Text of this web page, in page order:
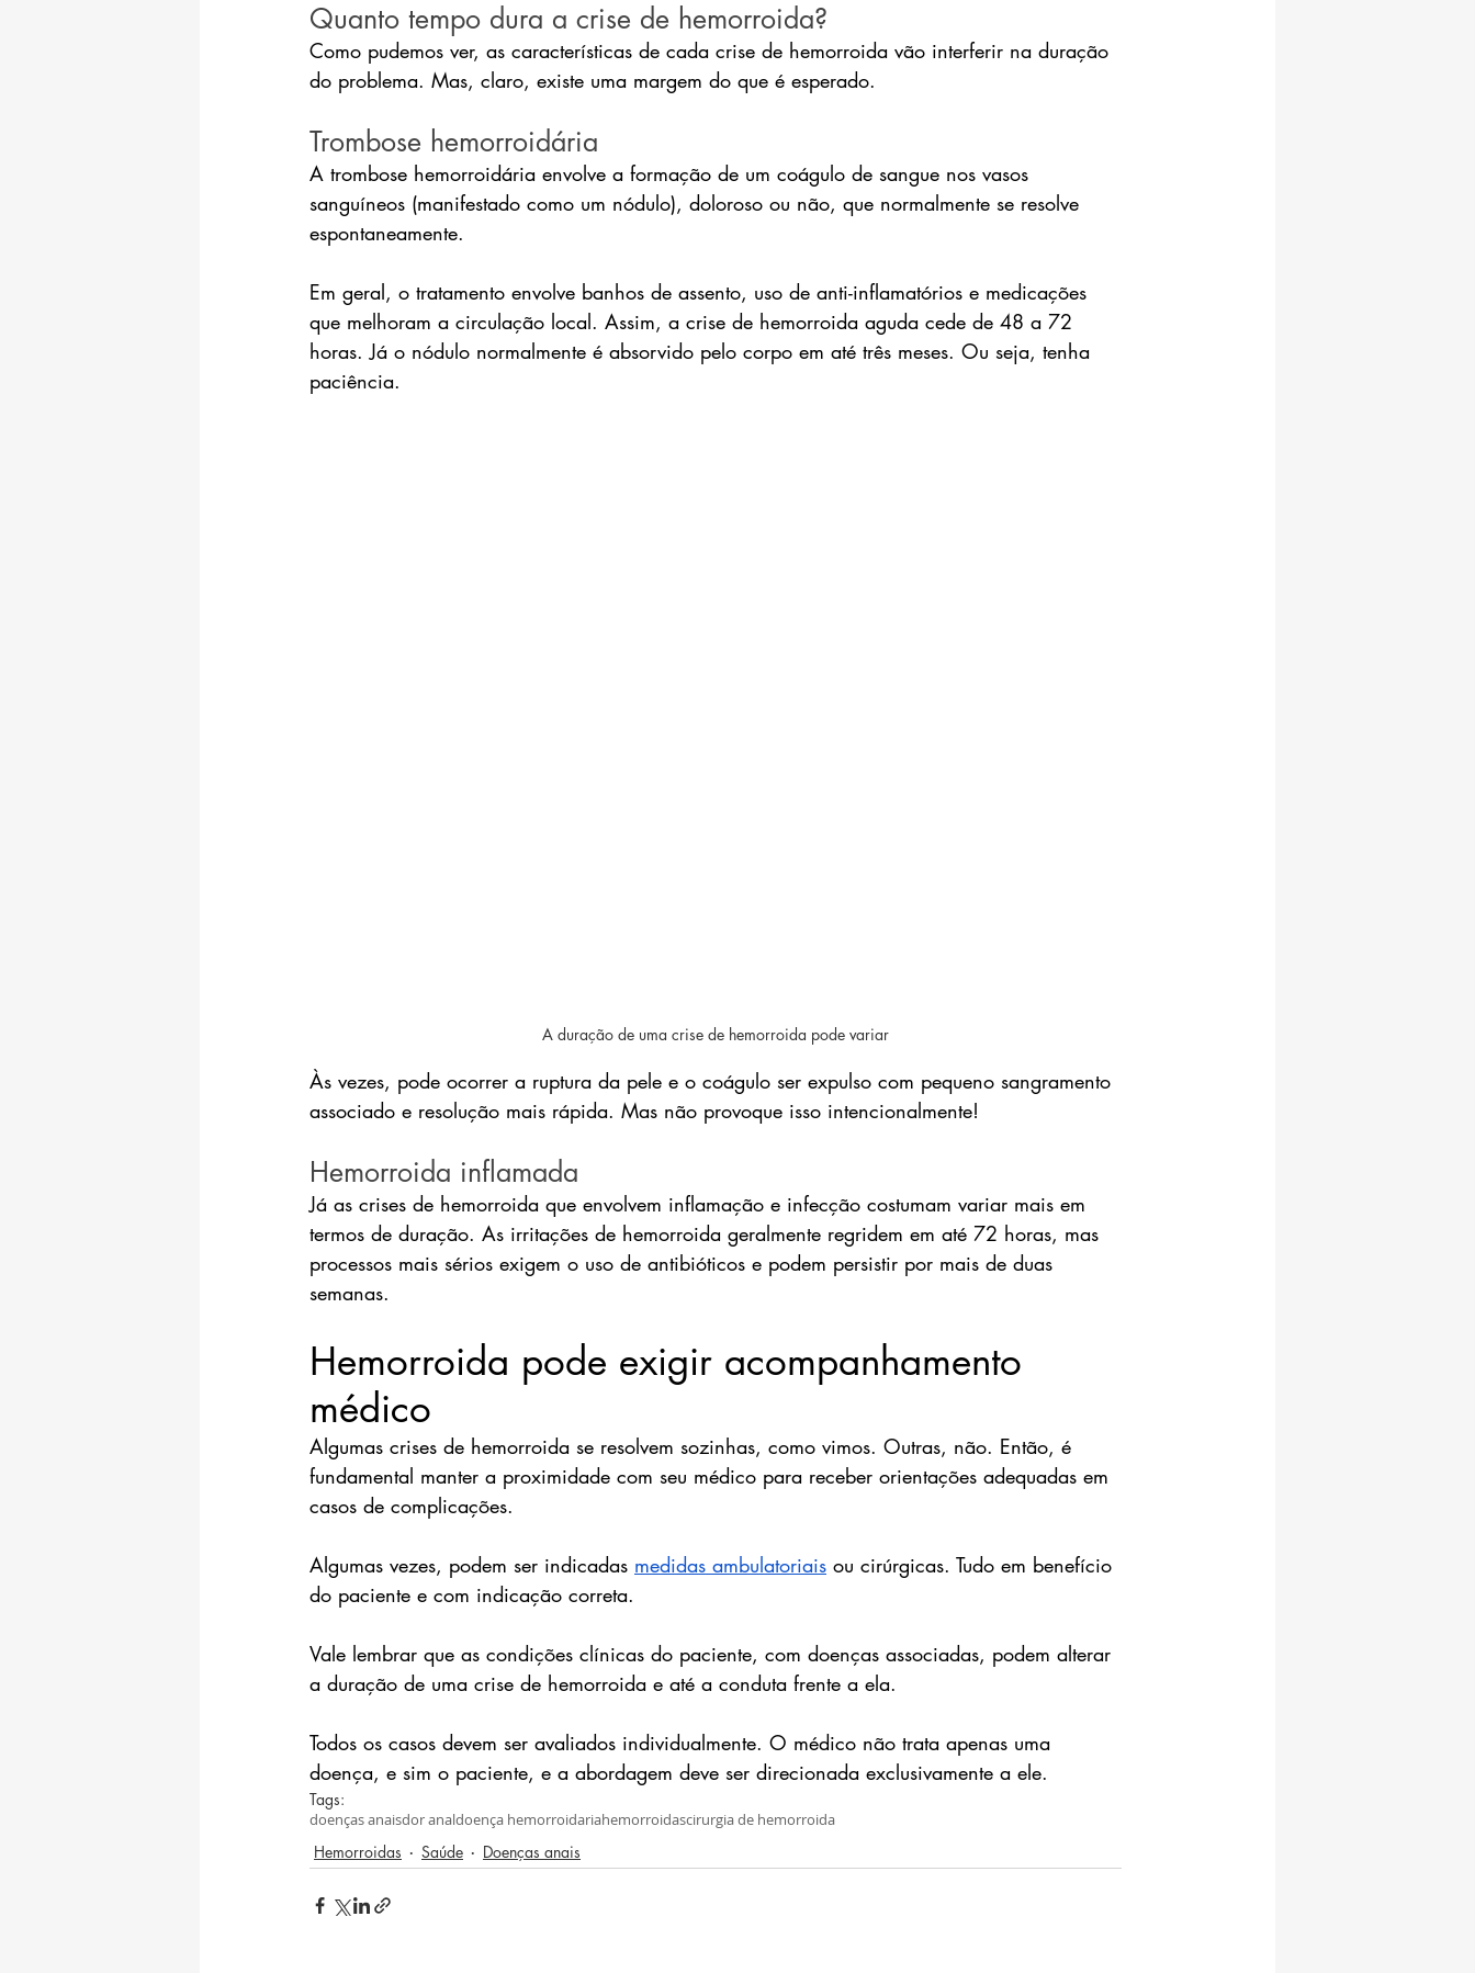
Quanto tempo dura a crise de hemorroida?
Como pudemos ver, as características de cada crise de hemorroida vão interferir na duração
do problema. Mas, claro, existe uma margem do que é esperado.
Trombose hemorroidária
A trombose hemorroidária envolve a formação de um coágulo de sangue nos vasos
sanguíneos (manifestado como um nódulo), doloroso ou não, que normalmente se resolve
espontaneamente.
Em geral, o tratamento envolve banhos de assento, uso de anti-inflamatórios e medicações
que melhoram a circulação local. Assim, a crise de hemorroida aguda cede de 48 a 72
horas. Já o nódulo normalmente é absorvido pelo corpo em até três meses. Ou seja, tenha
paciência.
A duração de uma crise de hemorroida pode variar
Às vezes, pode ocorrer a ruptura da pele e o coágulo ser expulso com pequeno sangramento
associado e resolução mais rápida. Mas não provoque isso intencionalmente!
Hemorroida inflamada
Já as crises de hemorroida que envolvem inflamação e infecção costumam variar mais em
termos de duração. As irritações de hemorroida geralmente regridem em até 72 horas, mas
processos mais sérios exigem o uso de antibióticos e podem persistir por mais de duas
semanas.
Hemorroida pode exigir acompanhamento
médico
Algumas crises de hemorroida se resolvem sozinhas, como vimos. Outras, não. Então, é
fundamental manter a proximidade com seu médico para receber orientações adequadas em
casos de complicações.
Algumas vezes, podem ser indicadas medidas ambulatoriais ou cirúrgicas. Tudo em benefício
do paciente e com indicação correta.
Vale lembrar que as condições clínicas do paciente, com doenças associadas, podem alterar
a duração de uma crise de hemorroida e até a conduta frente a ela.
Todos os casos devem ser avaliados individualmente. O médico não trata apenas uma
doença, e sim o paciente, e a abordagem deve ser direcionada exclusivamente a ele.
Tags:
doenças anaisdor analdoença hemorroidariahemorroidascirurgia de hemorroida
Hemorroidas Saúde Doenças anais